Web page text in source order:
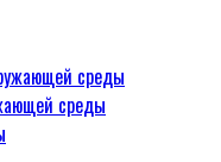
среды